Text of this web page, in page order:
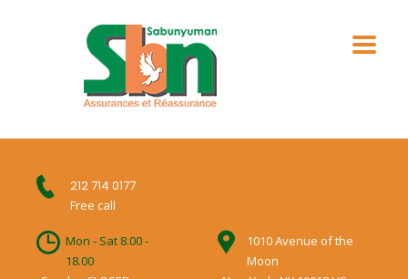
212 714 0177
Free call
Mon - Sat 8.00 -
18.00
1010 Avenue of the
Moon